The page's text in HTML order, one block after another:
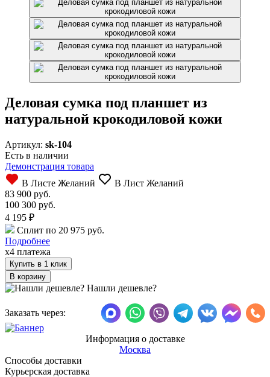
Деловая сумка под планшет из
натуральной крокодиловой кожи
Артикул: sk-104
Есть в наличии
Демонстрация товара
В Листе Желаний
В Лист Желаний
83 900 руб.
100 300 руб.
4 195 ₽
Сплит по 20 975 руб.
Подробнее
x4 платежа
Купить в 1 клик
Нашли дешевле?
Заказать через:
Информация о доставке
Москва
Способы доставки
Курьерская доставка